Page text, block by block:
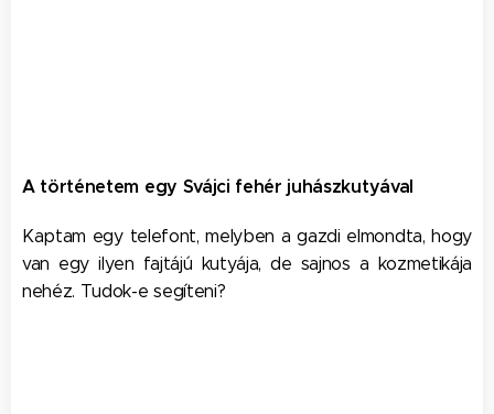
A történetem egy Svájci fehér juhászkutyával
Kaptam egy telefont, melyben a gazdi elmondta, hogy
van egy ilyen fajtájú kutyája, de sajnos a kozmetikája
nehéz. Tudok-e segíteni?